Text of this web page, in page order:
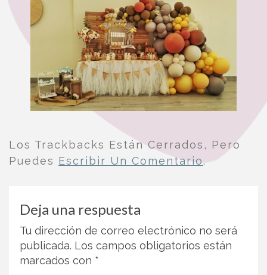
Los Trackbacks Están Cerrados, Pero
Puedes Escribir Un Comentario.
Deja una respuesta
Tu dirección de correo electrónico no será
publicada. Los campos obligatorios están
marcados con *